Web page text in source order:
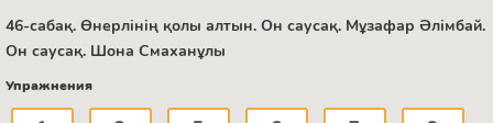
46-сабақ. Өнерлінің қолы алтын. Он саусақ. Мұзафар Әлімбай.
Он саусақ. Шона Смаханұлы
Упражнения